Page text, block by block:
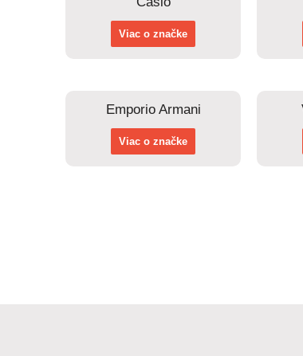
Viac o značke
Emporio Armani
Viac o značke